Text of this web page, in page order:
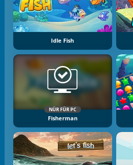
Idle Fish
NÜR FÜR PC
Fisherman